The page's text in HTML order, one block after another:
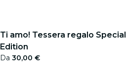
Ti amo! Tessera regalo Special
Edition
Da 30,00 €